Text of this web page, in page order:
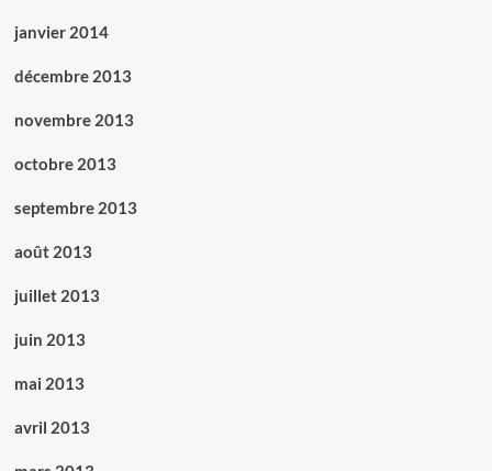
janvier 2014
décembre 2013
novembre 2013
octobre 2013
septembre 2013
août 2013
juillet 2013
juin 2013
mai 2013
avril 2013